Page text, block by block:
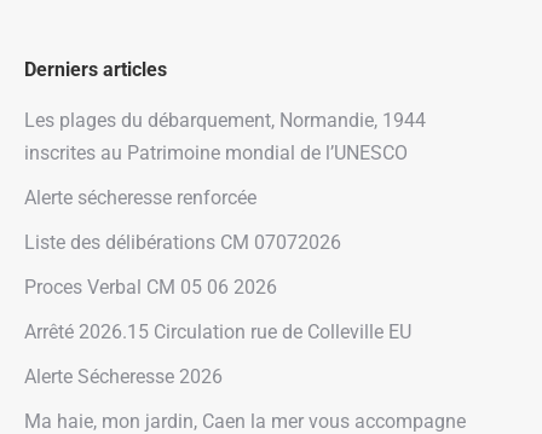
Derniers articles
Les plages du débarquement, Normandie, 1944
inscrites au Patrimoine mondial de l’UNESCO
Alerte sécheresse renforcée
Liste des délibérations CM 07072026
Proces Verbal CM 05 06 2026
Arrêté 2026.15 Circulation rue de Colleville EU
Alerte Sécheresse 2026
Ma haie, mon jardin, Caen la mer vous accompagne